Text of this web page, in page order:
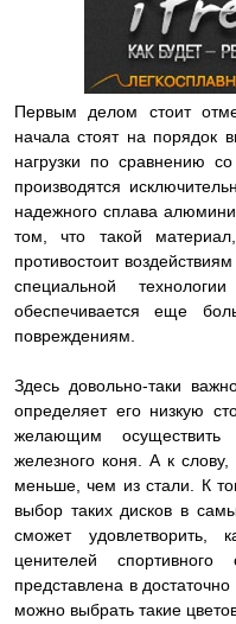
Первым делом стоит
начала стоят на порядок
нагрузки по сравнению
производятся
надежного сплава
том, что такой
противостоит
специальной
обеспечивается еще
повреждениям.
Здесь довольно-таки
определяет его низкую
желающим
железного коня. А к
меньше, чем из стали. К
выбор таких дисков в
сможет удовлетворить,
ценителей
представлена в
можно выбрать такие